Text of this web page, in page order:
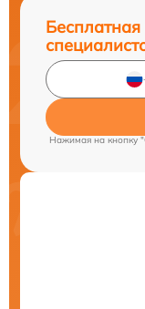
Нажимая на кнопку